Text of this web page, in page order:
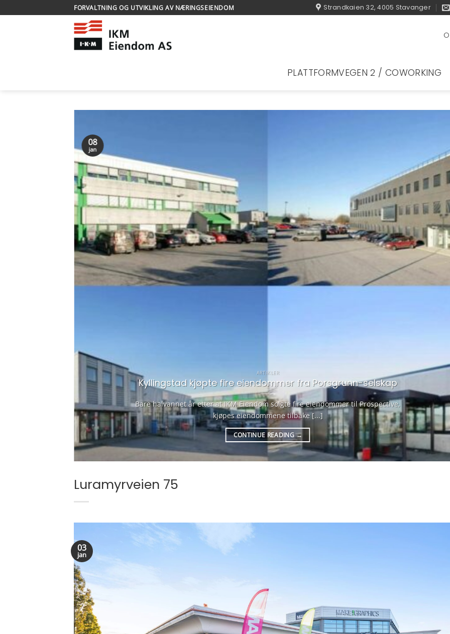
to
FORVALTNING OG UTVIKLING AV NÆRINGSEIENDOM Strandkaien 32, 4005 Stavanger
PLATTFORMVEGEN 2 / COWORKING
ARTIKLER
Kyllingstad kjøpte fire eiendommer fra Porsgrunn-selskap
Bare halvannet år etter at IKM Eiendom solgte fire eiendommer til Prospective,
kjøpes eiendommene tilbake [...]
CONTINUE READING→
08
jan
Luramyrveien 75
03
jan